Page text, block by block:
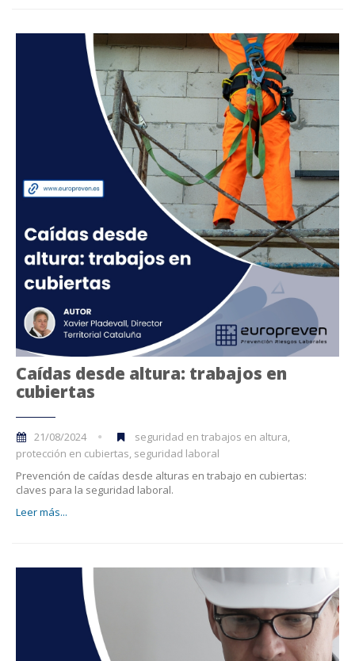
Caídas desde altura: trabajos en
cubiertas
21/08/2024
seguridad en trabajos en altura,
protección en cubiertas, seguridad laboral
Prevención de caídas desde alturas en trabajo en cubiertas:
claves para la seguridad laboral.
Leer más...